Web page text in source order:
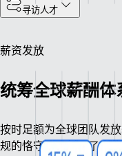
寻访人才
薪资发放
统筹全球薪酬体
按时足额为全球团队发
规的恪守，也彰显了企